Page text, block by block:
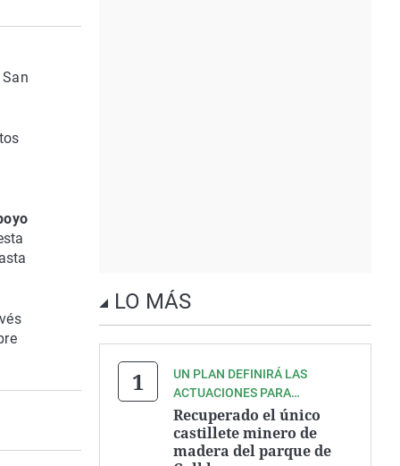
LO MÁS
UN PLAN DEFINIRÁ LAS
ACTUACIONES PARA
RESTAURAR TODO EL
PATRIMONIO MINERO DE LA
SIERRA DE CARTAGENA Y LA
Recuperado el único
castillete minero de
madera del parque de